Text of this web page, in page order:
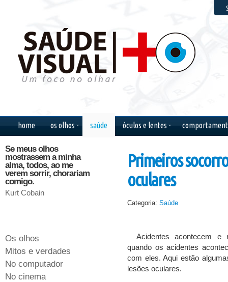
home os olhos saúde óculos e lentes
Primeiros
oculares
Categoria: Saúde
Acidentes acontecem
quando os acidentes
com eles. Aqui estão
lesões oculares.
Se meus olhos
mostrassem a minha
alma, todos, ao me
verem sorrir, chorariam
comigo.
Kurt Cobain
ver o que você diz.
Quero ver como
suporta me ver tão feliz.
Chico Buarque
não
procura
Os olhos
Mitos e verdades
No computador
No cinema